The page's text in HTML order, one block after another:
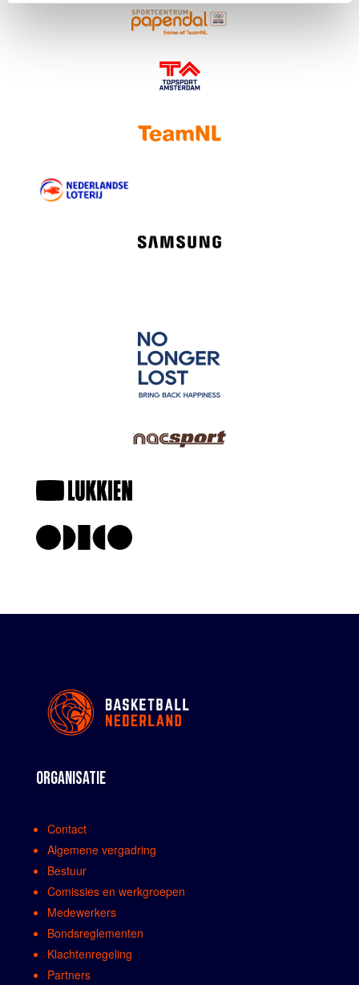
ORGANISATIE
Contact
Algemene vergadring
Bestuur
Comissies en werkgroepen
Medewerkers
Bondsreglementen
Klachtenregeling
Partners